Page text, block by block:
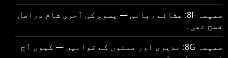
ضمیمہ 8F: عشائے ربانی — یسوع کی آخری شام دراصل
فسح تھی۔
ضمیمہ 8G: نذیری اور منتوں کے قوانین — کیوں آج